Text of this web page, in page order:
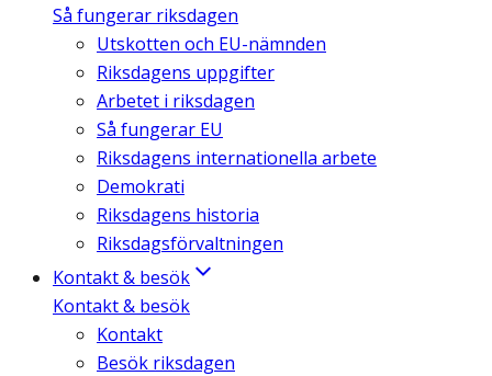
Så fungerar riksdagen
Utskotten och EU-nämnden
Riksdagens uppgifter
Arbetet i riksdagen
Så fungerar EU
Riksdagens internationella arbete
Demokrati
Riksdagens historia
Riksdagsförvaltningen
Kontakt & besök
Kontakt & besök
Kontakt
Besök riksdagen